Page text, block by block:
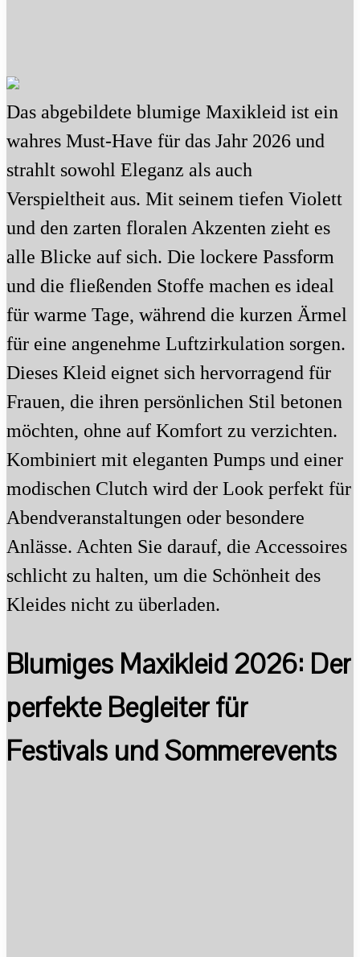
Das abgebildete blumige Maxikleid ist ein
wahres Must-Have für das Jahr 2026 und
strahlt sowohl Eleganz als auch
Verspieltheit aus. Mit seinem tiefen Violett
und den zarten floralen Akzenten zieht es
alle Blicke auf sich. Die lockere Passform
und die fließenden Stoffe machen es ideal
für warme Tage, während die kurzen Ärmel
für eine angenehme Luftzirkulation sorgen.
Dieses Kleid eignet sich hervorragend für
Frauen, die ihren persönlichen Stil betonen
möchten, ohne auf Komfort zu verzichten.
Kombiniert mit eleganten Pumps und einer
modischen Clutch wird der Look perfekt für
Abendveranstaltungen oder besondere
Anlässe. Achten Sie darauf, die Accessoires
schlicht zu halten, um die Schönheit des
Kleides nicht zu überladen.
Blumiges Maxikleid 2026: Der
perfekte Begleiter für
Festivals und Sommerevents